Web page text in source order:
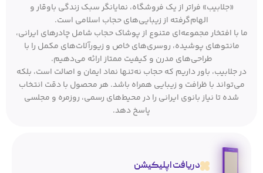
«جلابیب» فراتر از یک فروشگاه، نمایانگر سبک زندگی باوقار و
الهام‌گرفته از زیبایی‌های حجاب اسلامی است.
ما با افتخار مجموعه‌ای متنوع از پوشاک حجاب شامل چادرهای ایرانی،
مانتوهای پوشیده، روسری‌های خاص و زیورآلات‌های مکمل را با
طراحی‌های مدرن و کیفیت ممتاز ارائه می‌دهیم.
در جلابیب، باور داریم که حجاب نه‌تنها نماد ایمان و اصالت است، بلکه
می‌تواند با ظرافت و زیبایی همراه باشد. هر محصول با دقت انتخاب
شده تا نیاز بانوی ایرانی را در محیط‌های رسمی، روزمره و مجلسی
پاسخ دهد.
دریافت اپلیکیشن